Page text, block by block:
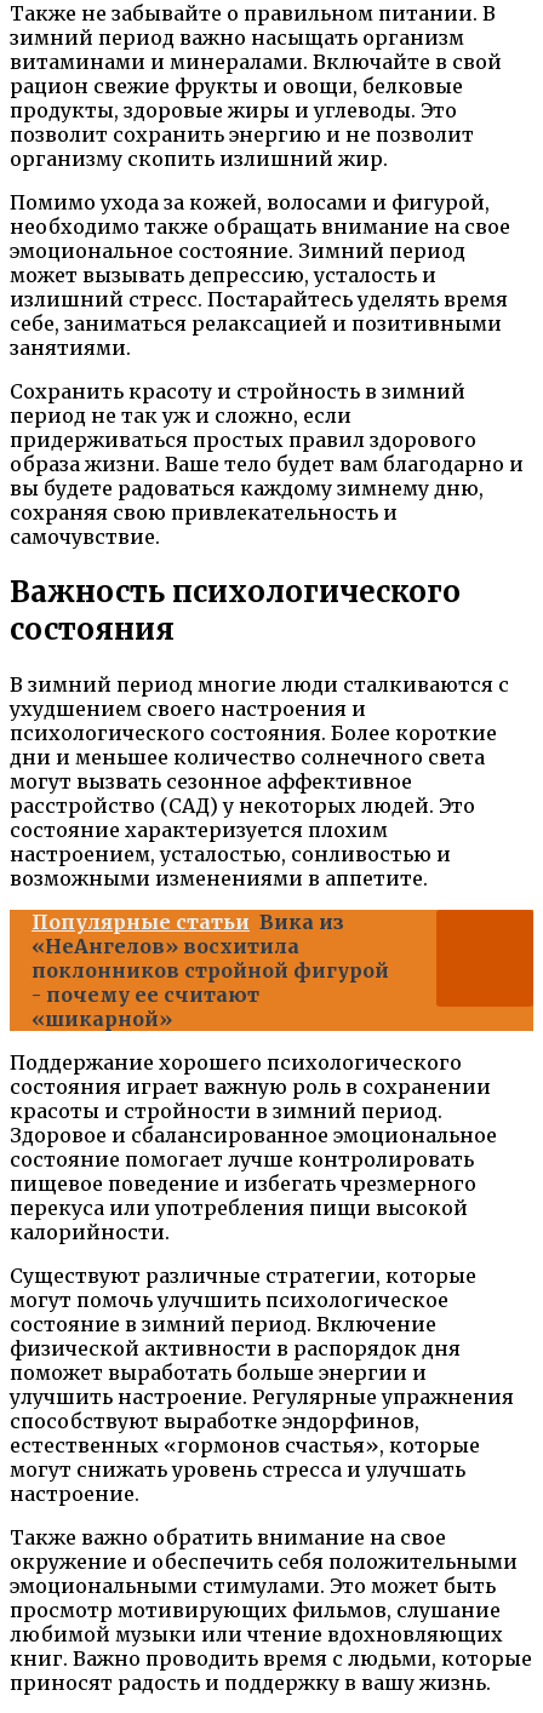
Также не забывайте о правильном питании. В
зимний период важно насыщать организм
витаминами и минералами. Включайте в свой
рацион свежие фрукты и овощи, белковые
продукты, здоровые жиры и углеводы. Это
позволит сохранить энергию и не позволит
организму скопить излишний жир.
Помимо ухода за кожей, волосами и фигурой,
необходимо также обращать внимание на свое
эмоциональное состояние. Зимний период
может вызывать депрессию, усталость и
излишний стресс. Постарайтесь уделять время
себе, заниматься релаксацией и позитивными
занятиями.
Сохранить красоту и стройность в зимний
период не так уж и сложно, если
придерживаться простых правил здорового
образа жизни. Ваше тело будет вам благодарно и
вы будете радоваться каждому зимнему дню,
сохраняя свою привлекательность и
самочувствие.
Важность психологического
состояния
В зимний период многие люди сталкиваются с
ухудшением своего настроения и
психологического состояния. Более короткие
дни и меньшее количество солнечного света
могут вызвать сезонное аффективное
расстройство (САД) у некоторых людей. Это
состояние характеризуется плохим
настроением, усталостью, сонливостью и
возможными изменениями в аппетите.
Популярные статьи Вика из
«НеАнгелов» восхитила
поклонников стройной фигурой
- почему ее считают
«шикарной»
Поддержание хорошего психологического
состояния играет важную роль в сохранении
красоты и стройности в зимний период.
Здоровое и сбалансированное эмоциональное
состояние помогает лучше контролировать
пищевое поведение и избегать чрезмерного
перекуса или употребления пищи высокой
калорийности.
Существуют различные стратегии, которые
могут помочь улучшить психологическое
состояние в зимний период. Включение
физической активности в распорядок дня
поможет выработать больше энергии и
улучшить настроение. Регулярные упражнения
способствуют выработке эндорфинов,
естественных «гормонов счастья», которые
могут снижать уровень стресса и улучшать
настроение.
Также важно обратить внимание на свое
окружение и обеспечить себя положительными
эмоциональными стимулами. Это может быть
просмотр мотивирующих фильмов, слушание
любимой музыки или чтение вдохновляющих
книг. Важно проводить время с людьми, которые
приносят радость и поддержку в вашу жизнь.